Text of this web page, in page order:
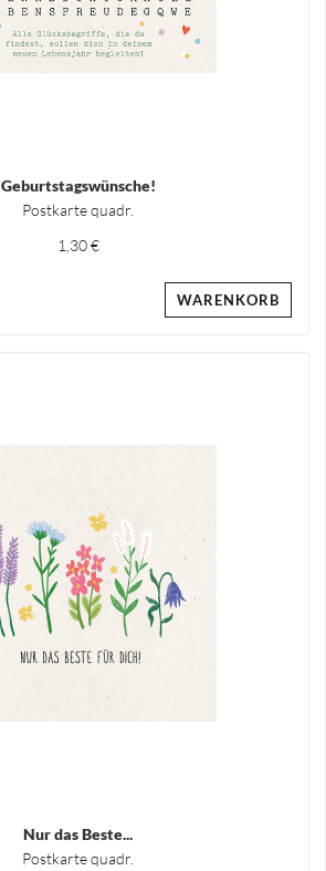
Geburtstagswünsche!
Postkarte quadr.
1,30 €
WARENKORB
Nur das Beste...
Postkarte quadr.